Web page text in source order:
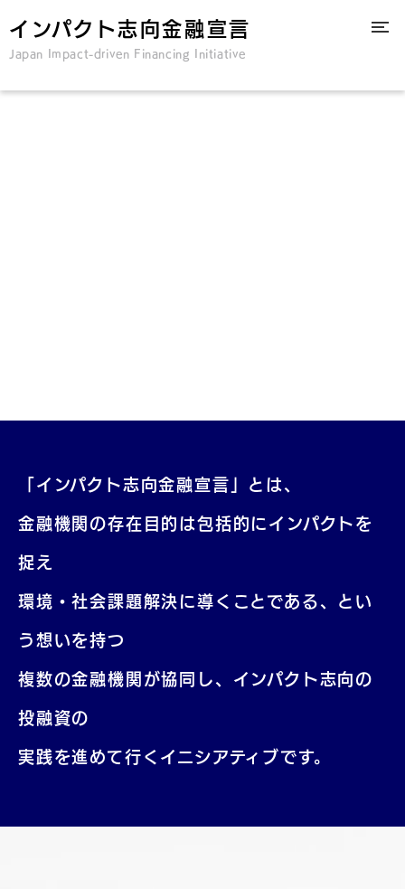
インパクト志向金融宣言
Japan Impact-driven Financing Initiative
「インパクト志向金融宣言」とは、
金融機関の存在目的は包括的にインパクトを
捉え
環境・社会課題解決に導くことである、とい
う想いを持つ
複数の金融機関が協同し、インパクト志向の
投融資の
実践を進めて行くイニシアティブです。